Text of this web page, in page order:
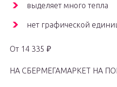
выделяет много тепла
нет графической
От 14 335 ₽
НА СБЕРМЕГАМАРКЕТ НА